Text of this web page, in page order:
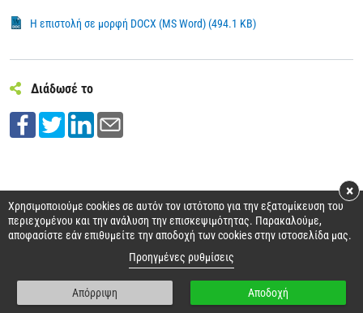
Η επιστολή σε μορφή DOCX (MS Word) (494.1 KB)
Διάδωσέ το
ΕΘΝΙΚΗ ΣΥΝΟΜΟΣΠΟΝΔΙΑ ΑΤΟΜΩΝ ΜΕ ΑΝΑΠΗΡΙΑ
Χρησιμοποιούμε cookies σε αυτόν τον ιστότοπο για την εξατομίκευση του
περιεχομένου και την ανάλυση την επισκεψιμότητας. Παρακαλούμε,
αποφασίστε εάν επιθυμείτε την αποδοχή των cookies στην ιστοσελίδα μας.
Προηγμένες ρυθμίσεις
Απόρριψη Αποδοχή
×